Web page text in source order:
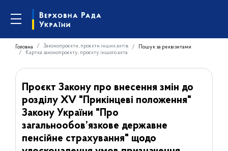
Головна Законопроєкти, проєкти інших актів
Пошук за реквізитами
Картка законопроєкту, проєкту іншого акта
Проєкт Закону про внесення змін до
розділу XV "Прикінцеві положення"
Закону України "Про
загальнообов’язкове державне
пенсійне страхування" щодо